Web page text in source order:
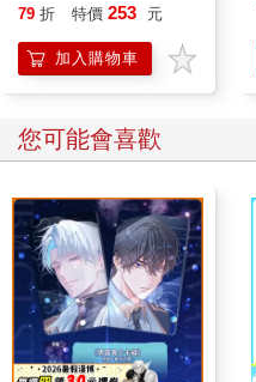
79 折 特價 253 元
加入購物車
您可能會喜歡